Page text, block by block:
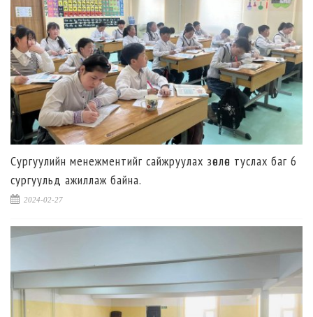
Сургуулийн менежментийг сайжруулах зөвлөн туслах баг 6
сургуульд ажиллаж байна.
2024-02-27